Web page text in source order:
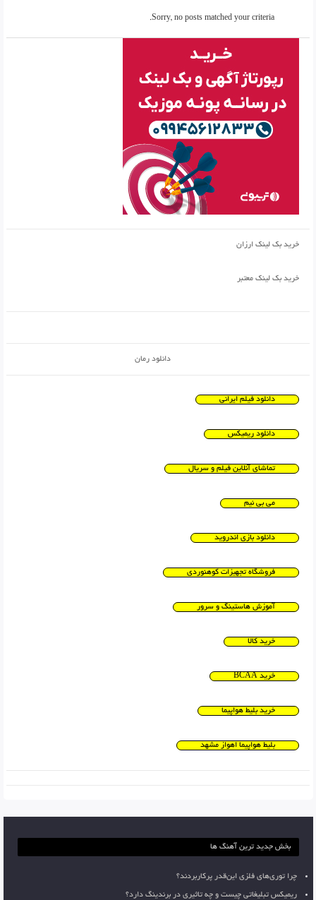
Sorry, no posts matched your criteria.
خرید بک لینک ارزان
خرید بک لینک معتبر
دانلود رمان
دانلود فیلم ایرانی
دانلود ریمیکس
تماشای آنلاین فیلم و سریال
می بی نیم
دانلود بازی اندروید
فروشگاه تجهیزات کوهنوردی
آموزش هاستینگ و سرور
خرید کالا
خرید BCAA
خرید بلیط هواپیما
بلیط هواپیما اهواز مشهد
بخش جدید ترین آهنگ ها
چرا توری‌های فلزی این‌قدر پرکاربردند؟
ریمیکس تبلیغاتی چیست و چه تاثیری در برندینگ دارد؟